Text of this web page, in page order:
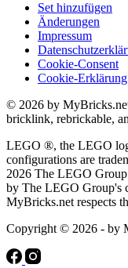
Set hinzufügen
Änderungen
Impressum
Cookie-Consent
Cookie-Erklärung
© 2026 by
bricklink, rebrickable,
LEGO ®, the LEGO
configurations are
2026 The LEGO
by The LEGO Group's
MyBricks.net respects
Copyright © 2026 - by